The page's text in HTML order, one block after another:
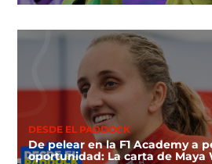
DESDE EL PADDOCK
De pelear en la F1 Academy a
oportunidad: La carta de Maya